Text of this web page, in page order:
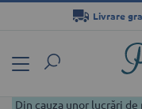
Livrare
Conținut
Din cauza unor lucrări